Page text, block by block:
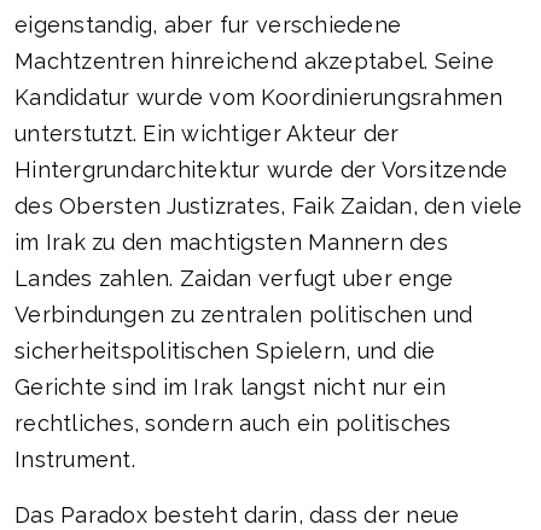
eigenstandig, aber fur verschiedene
Machtzentren hinreichend akzeptabel. Seine
Kandidatur wurde vom Koordinierungsrahmen
unterstutzt. Ein wichtiger Akteur der
Hintergrundarchitektur wurde der Vorsitzende
des Obersten Justizrates, Faik Zaidan, den viele
im Irak zu den machtigsten Mannern des
Landes zahlen. Zaidan verfugt uber enge
Verbindungen zu zentralen politischen und
sicherheitspolitischen Spielern, und die
Gerichte sind im Irak langst nicht nur ein
rechtliches, sondern auch ein politisches
Instrument.
Das Paradox besteht darin, dass der neue